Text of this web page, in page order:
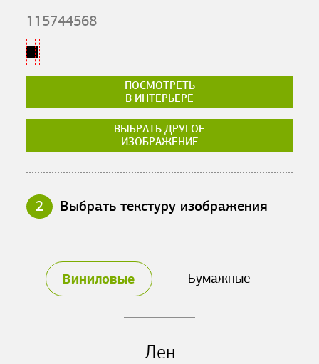
115744568
ПОСМОТРЕТЬ
В ИНТЕРЬЕРЕ
ВЫБРАТЬ ДРУГОЕ
ИЗОБРАЖЕНИЕ
2 Выбрать текстуру изображения
Виниловые Бумажные
Лен